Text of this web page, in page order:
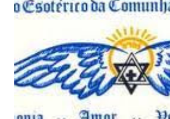
este mês estaremos debatendo este
convida-lo a deixar seus comentários
do texto clicando em novo comentário
respostas e sugestões dos demais.
de que teremos mais perguntas do
reflexões do que formulações prontas,
parecem contribuir mais para o